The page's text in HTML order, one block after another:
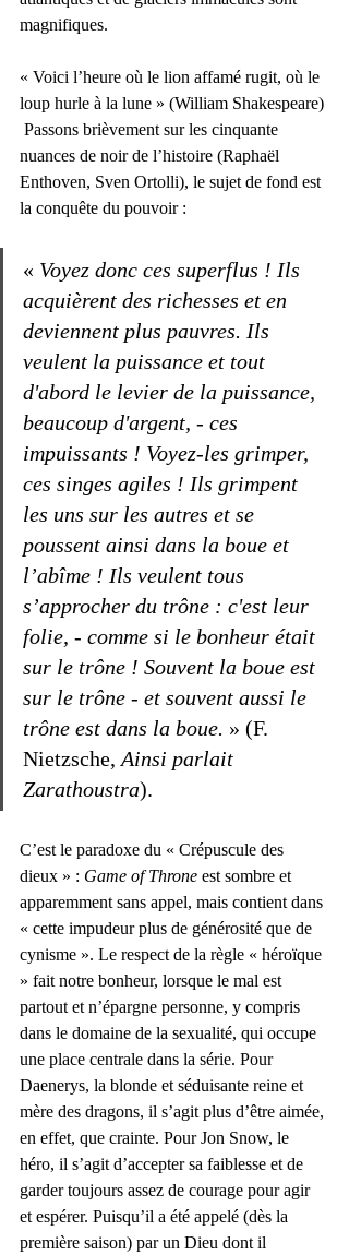
magnifiques.
« Voici l’heure où le lion affamé rugit, où le
loup hurle à la lune » (William Shakespeare)
Passons brièvement sur les cinquante
nuances de noir de l’histoire (Raphaël
Enthoven, Sven Ortolli), le sujet de fond est
la conquête du pouvoir :
« Voyez donc ces superflus ! Ils
acquièrent des richesses et en
deviennent plus pauvres. Ils
veulent la puissance et tout
d'abord le levier de la puissance,
beaucoup d'argent, - ces
impuissants ! Voyez-les grimper,
ces singes agiles ! Ils grimpent
les uns sur les autres et se
poussent ainsi dans la boue et
l’abîme ! Ils veulent tous
s’approcher du trône : c'est leur
folie, - comme si le bonheur était
sur le trône ! Souvent la boue est
sur le trône - et souvent aussi le
trône est dans la boue. » (F.
Nietzsche, Ainsi parlait
Zarathoustra).
C’est le paradoxe du « Crépuscule des
dieux » : Game of Throne est sombre et
apparemment sans appel, mais contient dans
« cette impudeur plus de générosité que de
cynisme ». Le respect de la règle « héroïque
» fait notre bonheur, lorsque le mal est
partout et n’épargne personne, y compris
dans le domaine de la sexualité, qui occupe
une place centrale dans la série. Pour
Daenerys, la blonde et séduisante reine et
mère des dragons, il s’agit plus d’être aimée,
en effet, que crainte. Pour Jon Snow, le
héro, il s’agit d’accepter sa faiblesse et de
garder toujours assez de courage pour agir
et espérer. Puisqu’il a été appelé (dès la
première saison) par un Dieu dont il